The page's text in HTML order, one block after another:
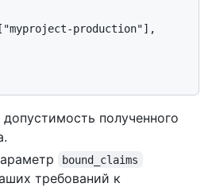
полученного
bound_claims
требований к